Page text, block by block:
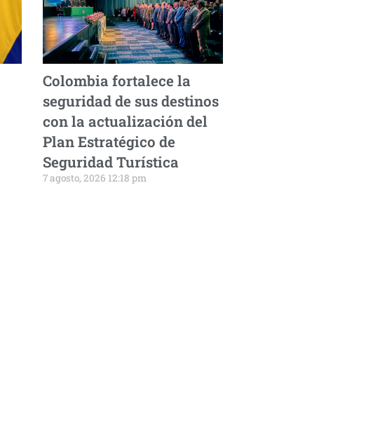
Colombia fortalece la
seguridad de sus destinos
con la actualización del
Plan Estratégico de
Seguridad Turística
7 agosto, 2026 12:18 pm